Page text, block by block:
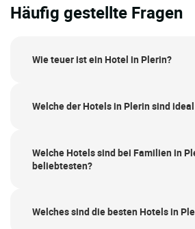
Häufig gestellte Fragen
Wie teuer ist ein Hotel in Plerin?
Welche der Hotels in Plerin sind
Welche Hotels sind bei Familien in
beliebtesten?
Welches sind die besten Hotels in